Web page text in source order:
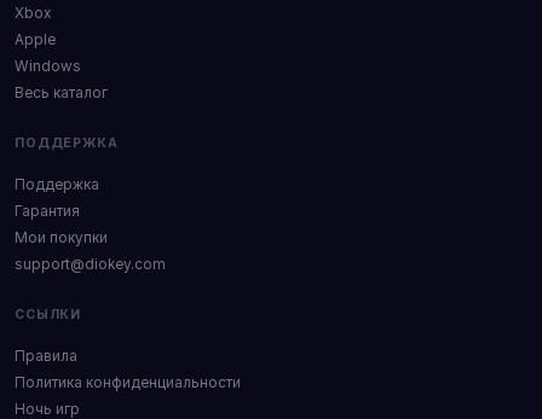
Xbox
Apple
Windows
Весь каталог
ПОДДЕРЖКА
Поддержка
Гарантия
Мои покупки
support@diokey.com
ССЫЛКИ
Правила
Политика конфиденциальности
Ночь игр